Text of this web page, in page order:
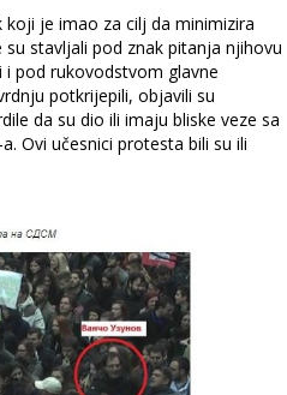
je imao za cilj da minimizira
stavljali pod znak pitanja njihovu
pod rukovodstvom glavne
potkrijepili, objavili su
da su dio ili imaju bliske veze sa
Ovi učesnici protesta bili su ili